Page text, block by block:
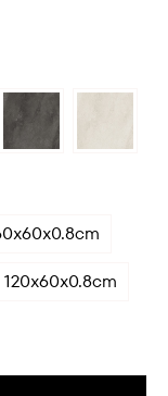
120x60x0.8cm